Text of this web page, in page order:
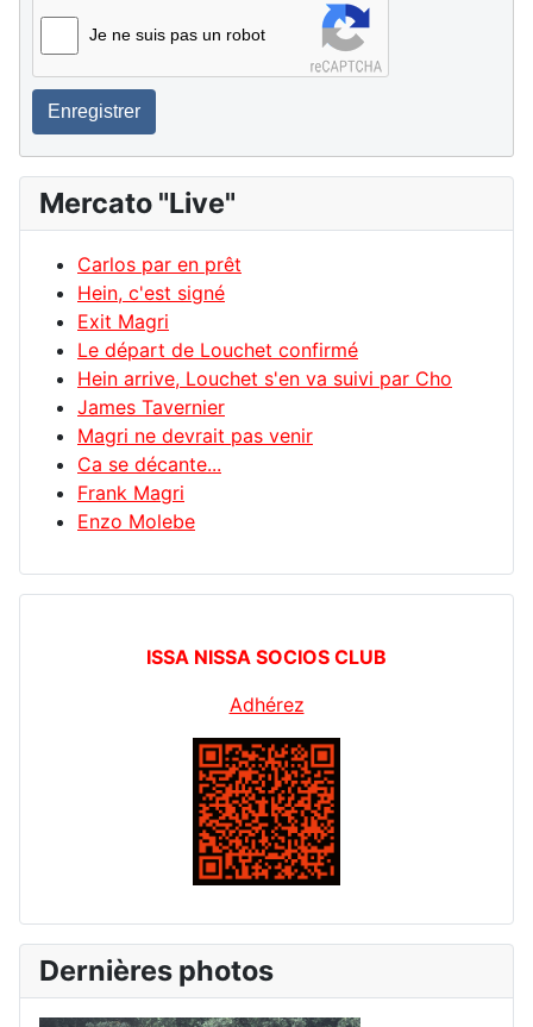
Je ne suis pas un robot
Enregistrer
Mercato "Live"
Carlos par en prêt
Hein, c'est signé
Exit Magri
Le départ de Louchet confirmé
Hein arrive, Louchet s'en va suivi par Cho
James Tavernier
Magri ne devrait pas venir
Ca se décante...
Frank Magri
Enzo Molebe
ISSA NISSA SOCIOS CLUB
Adhérez
Dernières photos